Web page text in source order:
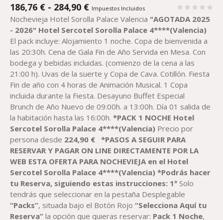
186,76 € - 284,90 €RANGO
DE
PRECIOS:
DESDE
186,76 €
HASTA
284,90 €
Impuestos Incluidos
Nochevieja Hotel Sorolla Palace Valencia "AGOTADA 2025
- 2026" Hotel Sercotel Sorolla Palace 4****(Valencia)
El pack incluye: Alojamiento 1 noche. Copa de bienvenida a
las 20:30h. Cena de Gala Fin de Año Servida en Mesa. Con
bodega y bebidas incluidas. (comienzo de la cena a las
21:00 h). Uvas de la suerte y Copa de Cava. Cotillón. Fiesta
Fin de año con 4 horas de Animación Musical. 1 Copa
incluida durante la Fiesta. Desayuno Buffet Especial
Brunch de Año Nuevo de 09:00h. a 13:00h. Día 01 salida de
la habitación hasta las 16:00h.*PACK 1 NOCHE Hotel
Sercotel Sorolla Palace 4****(Valencia) Precio por
persona desde 224,90 €
*PASOS A SEGUIR PARA
RESERVAR Y PAGAR ON LINE DIRECTAMENTE POR LA
WEB ESTA OFERTA PARA NOCHEVIEJA en el Hotel
Sercotel Sorolla Palace 4****(Valencia) *Podrás hacer
tu Reserva, siguiendo estas instrucciones: 1ºSolo
tendrás que seleccionar en la pestaña Desplegable
“Packs”, situada bajo el Botón Rojo“Selecciona Aquí tu
Reserva” la opción que quieras reservar: Pack 1 Noche,